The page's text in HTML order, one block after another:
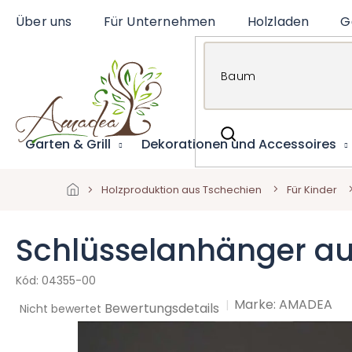
InhaltÜber uns Für Unternehmen Holzladen
Garten & Grill Dekorationen und Accessoires
Holzproduktion aus Tschechien Für Kinder
Schlüsselanhänger
04355-00
Die
durchschnittliche
Nicht bewertet Bewertungsdetails Marke:AMADEA